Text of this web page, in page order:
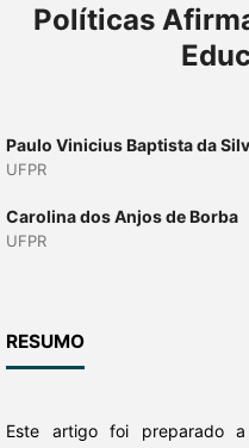
Políticas
Paulo Vinicius Baptista da
UFPR
Carolina dos Anjos de Borba
UFPR
RESUMO
Este artigo foi preparado